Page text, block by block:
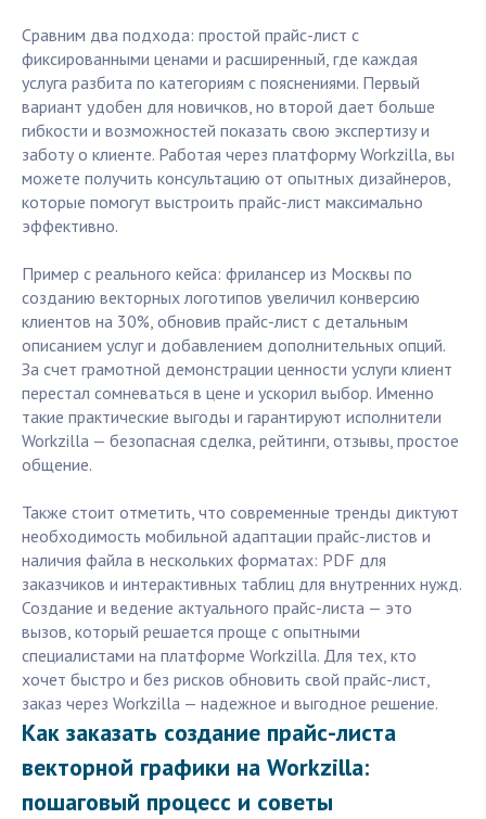
Сравним два подхода: простой прайс-лист с
фиксированными ценами и расширенный, где каждая
услуга разбита по категориям с пояснениями. Первый
вариант удобен для новичков, но второй дает больше
гибкости и возможностей показать свою экспертизу и
заботу о клиенте. Работая через платформу Workzilla, вы
можете получить консультацию от опытных дизайнеров,
которые помогут выстроить прайс-лист максимально
эффективно.
Пример с реального кейса: фрилансер из Москвы по
созданию векторных логотипов увеличил конверсию
клиентов на 30%, обновив прайс-лист с детальным
описанием услуг и добавлением дополнительных опций.
За счет грамотной демонстрации ценности услуги клиент
перестал сомневаться в цене и ускорил выбор. Именно
такие практические выгоды и гарантируют исполнители
Workzilla — безопасная сделка, рейтинги, отзывы, простое
общение.
Также стоит отметить, что современные тренды диктуют
необходимость мобильной адаптации прайс-листов и
наличия файла в нескольких форматах: PDF для
заказчиков и интерактивных таблиц для внутренних нужд.
Создание и ведение актуального прайс-листа — это
вызов, который решается проще с опытными
специалистами на платформе Workzilla. Для тех, кто
хочет быстро и без рисков обновить свой прайс-лист,
заказ через Workzilla — надежное и выгодное решение.
Как заказать создание прайс-листа
векторной графики на Workzilla:
пошаговый процесс и советы